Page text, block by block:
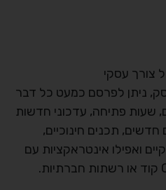
צורך עסקי
ניתן לפרסם כמעט כל דבר
שעות פתיחה, עדכוני חדשות
תכנים חינוכיים,
ואפילו אינטראקציות עם